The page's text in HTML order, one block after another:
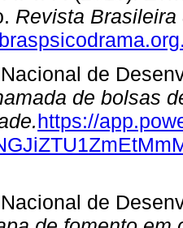
Revista
de
de bolsas
https://
de